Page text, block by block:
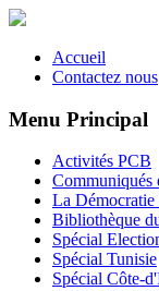
Accueil
Contactez nous
Menu Principal
Activités PCB
Communiqués
La
Bibliothèque
Spécial
Spécial Tunisie
Spécial Côte-